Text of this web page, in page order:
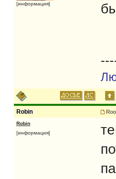
[информация]
Robin
Robin
[информация]